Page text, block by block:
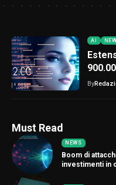
AI
By
Must Read
NEWS
Boom di
investimenti in